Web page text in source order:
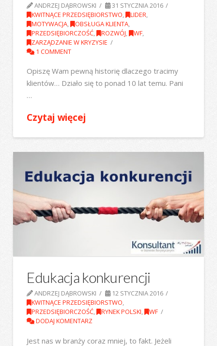
ANDRZEJ DĄBROWSKI
31 STYCZNIA 2016
KWITNĄCE PRZEDSIĘBIORSTWO, LIDER,
MOTYWACJA, OBSŁUGA KLIENTA,
PRZEDSIĘBIORCZOŚĆ, ROZWÓJ, WF,
ZARZĄDZANIE W KRYZYSIE
1 COMMENT
Opiszę Wam pewną historię dlaczego tracimy
klientów… Działo się to ponad 10 lat temu. Pani
…
Czytaj więcej
Edukacja konkurencji
ANDRZEJ DĄBROWSKI
12 STYCZNIA 2016
KWITNĄCE PRZEDSIĘBIORSTWO,
PRZEDSIĘBIORCZOŚĆ, RYNEK POLSKI, WF
DODAJ KOMENTARZ
Jest nas w branży coraz mniej, to fakt. Jeżeli